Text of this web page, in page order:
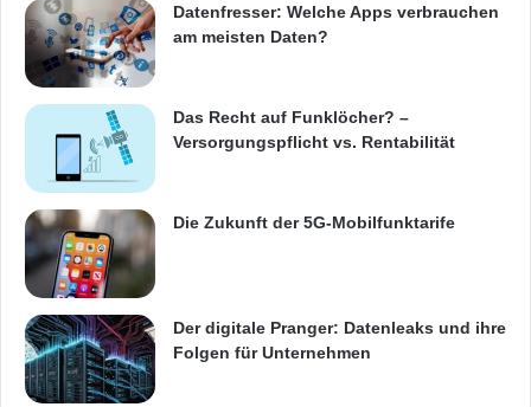
Datenfresser: Welche Apps verbrauchen
am meisten Daten?
Das Recht auf Funklöcher? –
Versorgungspflicht vs. Rentabilität
Die Zukunft der 5G-Mobilfunktarife
Der digitale Pranger: Datenleaks und ihre
Folgen für Unternehmen